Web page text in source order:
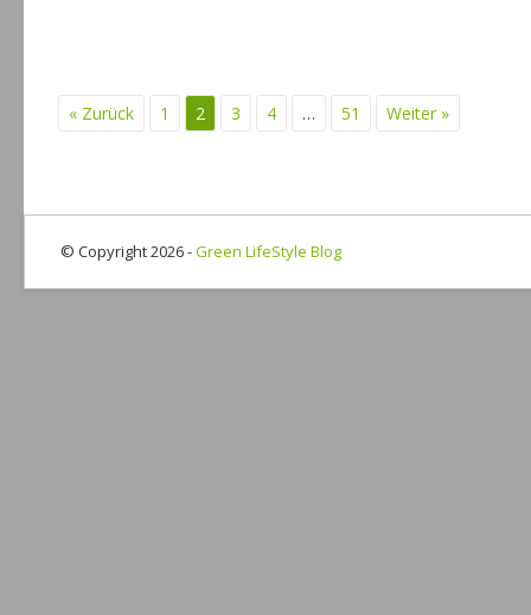
« Zurück 1 2 3 4 … 51 Weiter »
© Copyright 2026 -Green LifeStyle Blog